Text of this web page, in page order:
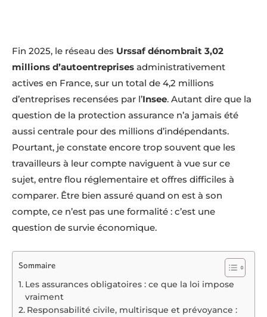
Fin 2025, le réseau des Urssaf dénombrait 3,02
millions d’autoentreprises administrativement
actives en France, sur un total de 4,2 millions
d’entreprises recensées par l’Insee. Autant dire que la
question de la protection assurance n’a jamais été
aussi centrale pour des millions d’indépendants.
Pourtant, je constate encore trop souvent que les
travailleurs à leur compte naviguent à vue sur ce
sujet, entre flou réglementaire et offres difficiles à
comparer. Être bien assuré quand on est à son
compte, ce n’est pas une formalité : c’est une
question de survie économique.
Sommaire
Les assurances obligatoires : ce que la loi impose
vraiment
Responsabilité civile, multirisque et prévoyance :